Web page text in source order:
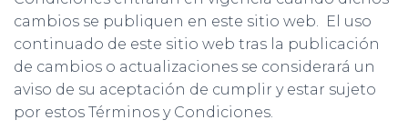
cambios se publiquen en este sitio web. El uso
continuado de este sitio web tras la publicación
de cambios o actualizaciones se considerará un
aviso de su aceptación de cumplir y estar sujeto
por estos Términos y Condiciones.